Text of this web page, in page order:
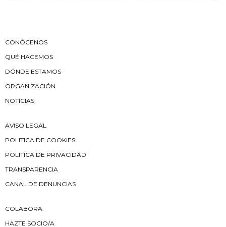
CONÓCENOS
QUÉ HACEMOS
DÓNDE ESTAMOS
ORGANIZACIÓN
NOTICIAS
AVISO LEGAL
POLITICA DE COOKIES
POLITICA DE PRIVACIDAD
TRANSPARENCIA
CANAL DE DENUNCIAS
COLABORA
HAZTE SOCIO/A